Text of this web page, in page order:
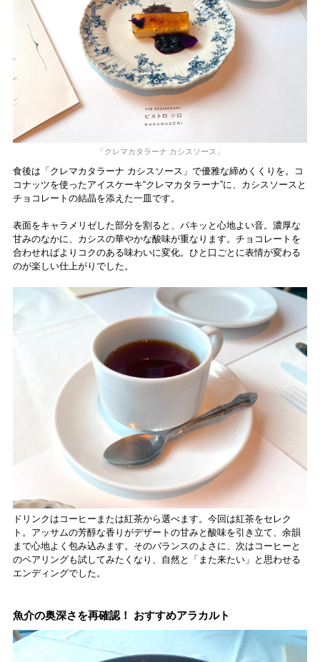
「クレマカタラーナ カシスソース」
食後は「クレマカタラーナ カシスソース」で優雅な締めくくりを。コ
コナッツを使ったアイスケーキ“クレマカタラーナ”に、カシスソースと
チョコレートの結晶を添えた一皿です。
表面をキャラメリゼした部分を割ると、パキッと心地よい音。濃厚な
甘みのなかに、カシスの華やかな酸味が重なります。チョコレートを
合わせればよりコクのある味わいに変化。ひと口ごとに表情が変わる
のが楽しい仕上がりでした。
ドリンクはコーヒーまたは紅茶から選べます。今回は紅茶をセレク
ト。アッサムの芳醇な香りがデザートの甘みと酸味を引き立て、余韻
まで心地よく包み込みます。そのバランスのよさに、次はコーヒーと
のペアリングも試してみたくなり、自然と「また来たい」と思わせる
エンディングでした。
魚介の奥深さを再確認！ おすすめアラカルト